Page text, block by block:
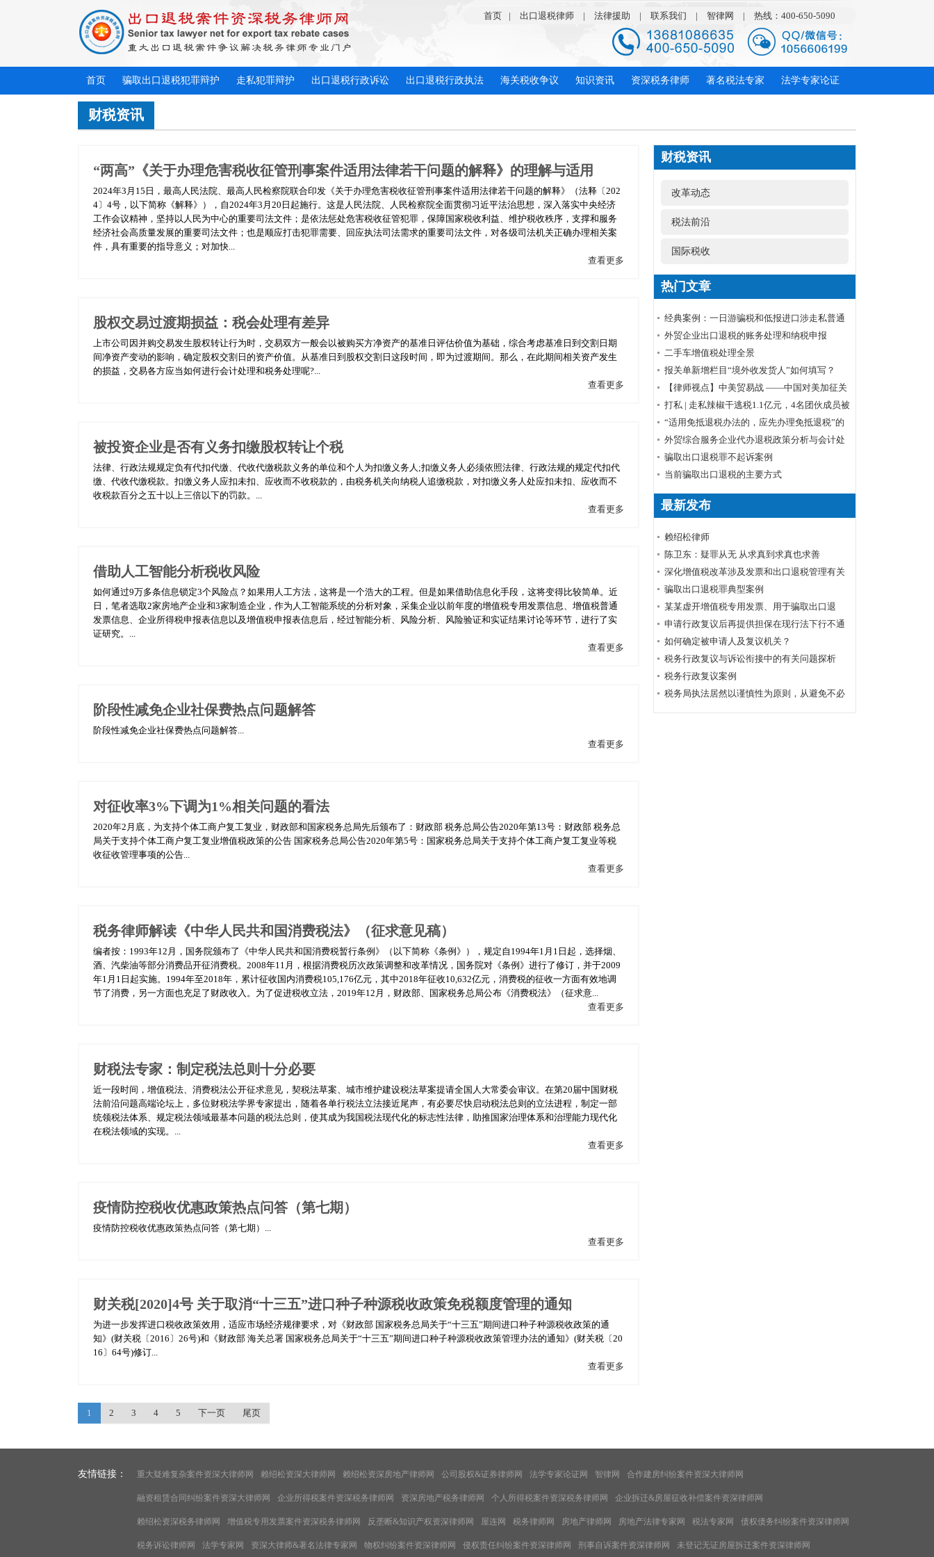
首页 | 出口退税律师 | 法律援助 | 联系我们 | 智律网 | 热线：400-650-5090
首页 骗取出口退税犯罪辩护 走私犯罪辩护 出口退税行政诉讼 出口退税行政执法 海关税收争议 知识资讯 资深税务律师 著名税法专家 法学专家论证
财税资讯
“两高”《关于办理危害税收征管刑事案件适用法律若干问题的解释》的理解与适用
2024年3月15日，最高人民法院、最高人民检察院联合印发《关于办理危害税收征管刑事案件适用法律若干问题的解释》（法释〔202
4〕4号，以下简称《解释》），自2024年3月20日起施行。这是人民法院、人民检察院全面贯彻习近平法治思想，深入落实中央经济
工作会议精神，坚持以人民为中心的重要司法文件；是依法惩处危害税收征管犯罪，保障国家税收利益、维护税收秩序，支撑和服务
经济社会高质量发展的重要司法文件；也是顺应打击犯罪需要、回应执法司法需求的重要司法文件，对各级司法机关正确办理相关案
件，具有重要的指导意义；对加快...
查看更多
股权交易过渡期损益：税会处理有差异
上市公司因并购交易发生股权转让行为时，交易双方一般会以被购买方净资产的基准日评估价值为基础，综合考虑基准日到交割日期
间净资产变动的影响，确定股权交割日的资产价值。从基准日到股权交割日这段时间，即为过渡期间。那么，在此期间相关资产发生
的损益，交易各方应当如何进行会计处理和税务处理呢?...
查看更多
被投资企业是否有义务扣缴股权转让个税
法律、行政法规规定负有代扣代缴、代收代缴税款义务的单位和个人为扣缴义务人;扣缴义务人必须依照法律、行政法规的规定代扣代
缴、代收代缴税款。扣缴义务人应扣未扣、应收而不收税款的，由税务机关向纳税人追缴税款，对扣缴义务人处应扣未扣、应收而不
收税款百分之五十以上三倍以下的罚款。...
查看更多
借助人工智能分析税收风险
如何通过9万多条信息锁定3个风险点？如果用人工方法，这将是一个浩大的工程。但是如果借助信息化手段，这将变得比较简单。近
日，笔者选取2家房地产企业和3家制造企业，作为人工智能系统的分析对象，采集企业以前年度的增值税专用发票信息、增值税普通
发票信息、企业所得税申报表信息以及增值税申报表信息后，经过智能分析、风险分析、风险验证和实证结果讨论等环节，进行了实
证研究。...
查看更多
阶段性减免企业社保费热点问题解答
阶段性减免企业社保费热点问题解答...
查看更多
对征收率3%下调为1%相关问题的看法
​2020年2月底，为支持个体工商户复工复业，财政部和国家税务总局先后颁布了：财政部 税务总局公告2020年第13号：财政部 税务总
局关于支持个体工商户复工复业增值税政策的公告 国家税务总局公告2020年第5号：国家税务总局关于支持个体工商户复工复业等税
收征收管理事项的公告...
查看更多
税务律师解读《中华人民共和国消费税法》（征求意见稿）
编者按：1993年12月，国务院颁布了《中华人民共和国消费税暂行条例》（以下简称《条例》），规定自1994年1月1日起，选择烟、
酒、汽柴油等部分消费品开征消费税。2008年11月，根据消费税历次政策调整和改革情况，国务院对《条例》进行了修订，并于2009
年1月1日起实施。1994年至2018年，累计征收国内消费税105,176亿元，其中2018年征收10,632亿元，消费税的征收一方面有效地调
节了消费，另一方面也充足了财政收入。为了促进税收立法，2019年12月，财政部、国家税务总局公布《消费税法》（征求意...
查看更多
财税法专家：制定税法总则十分必要
近一段时间，增值税法、消费税法公开征求意见，契税法草案、城市维护建设税法草案提请全国人大常委会审议。在第20届中国财税
法前沿问题高端论坛上，多位财税法学界专家提出，随着各单行税法立法接近尾声，有必要尽快启动税法总则的立法进程，制定一部
统领税法体系、规定税法领域最基本问题的税法总则，使其成为我国税法现代化的标志性法律，助推国家治理体系和治理能力现代化
在税法领域的实现。...
查看更多
疫情防控税收优惠政策热点问答（第七期）
疫情防控税收优惠政策热点问答（第七期）...
查看更多
财关税[2020]4号 关于取消“十三五”进口种子种源税收政策免税额度管理的通知
为进一步发挥进口税收政策效用，适应市场经济规律要求，对《财政部 国家税务总局关于“十三五”期间进口种子种源税收政策的通
知》(财关税〔2016〕26号)和《财政部 海关总署 国家税务总局关于“十三五”期间进口种子种源税收政策管理办法的通知》(财关税〔20
16〕64号)修订...
查看更多
1 2 3 4 5 下一页 尾页
财税资讯
改革动态
税法前沿
国际税收
热门文章
经典案例：一日游骗税和低报进口涉走私普通
货物罪
外贸企业出口退税的账务处理和纳税申报
​二手车增值税处理全景
报关单新增栏目“境外收发货人”如何填写？
【律师视点】中美贸易战 ——中国对美加征关
税清单商品排除申请程序
打私 | 走私辣椒干逃税1.1亿元，4名团伙成员被
起诉
“适用免抵退税办法的，应先办理免抵退税”的
理解
外贸综合服务企业代办退税政策分析与会计处
理
骗取出口退税罪不起诉案例
当前骗取出口退税的主要方式
最新发布
赖绍松律师
陈卫东：疑罪从无 从求真到求真也求善
深化增值税改革涉及发票和出口退税管理有关
事项
骗取出口退税罪典型案例
某某虚开增值税专用发票、用于骗取出口退
税、抵扣税款发票案
申请行政复议后再提供担保在现行法下行不通
如何确定被申请人及复议机关？
税务行政复议与诉讼衔接中的有关问题探析
税务行政复议案例
税务局执法居然以谨慎性为原则，从避免不必
要的行政复议或行政诉讼角度出发！
友情链接： 重大疑难复杂案件资深大律师网 赖绍松资深大律师网 赖绍松资深房地产律师网 公司股权&证券律师网 法学专家论证网 智律网 合作建房纠纷案件资深大律师网
融资租赁合同纠纷案件资深大律师网 企业所得税案件资深税务律师网 资深房地产税务律师网 个人所得税案件资深税务律师网 企业拆迁&房屋征收补偿案件资深律师网
赖绍松资深税务律师网 增值税专用发票案件资深税务律师网 反垄断&知识产权资深律师网 屋连网 税务律师网 房地产律师网 房地产法律专家网 税法专家网 债权债务纠纷案件资深律师网
税务诉讼律师网 法学专家网 资深大律师&著名法律专家网 物权纠纷案件资深律师网 侵权责任纠纷案件资深律师网 刑事自诉案件资深律师网 未登记无证房屋拆迁案件资深律师网